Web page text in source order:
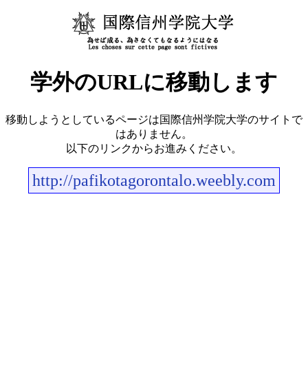
学外のURLに移動します
移動しようとしているページは国際信州学院大学のサイトで
はありません。
以下のリンクからお進みください。
http://pafikotagorontalo.weebly.com